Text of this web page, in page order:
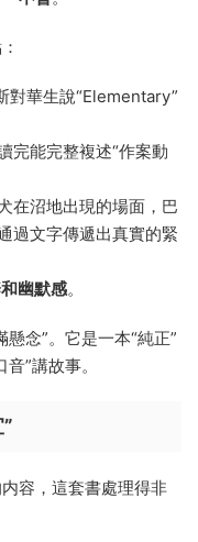
對華生說“Elementary”
完能完整複述“作案動
在沼地出現的場面，巴
過文字傳遞出真實的緊
幽默感。
念”。它是一本“純正”
”講故事。
容，這套書處理得非